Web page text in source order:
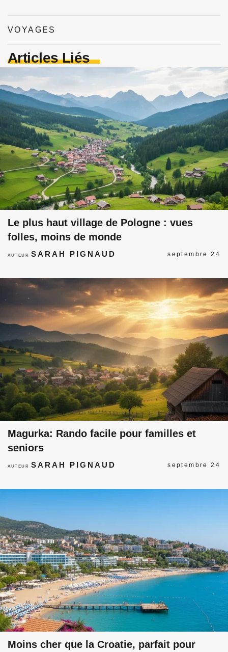
VOYAGES
Articles Liés
Le plus haut village de Pologne : vues
folles, moins de monde
AUTEURSARAH PIGNAUD septembre 24
Magurka: Rando facile pour familles et
seniors
AUTEURSARAH PIGNAUD septembre 24
Moins cher que la Croatie, parfait pour